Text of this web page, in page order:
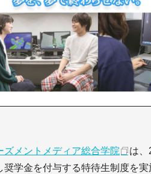
ズメントメディア総合学院
は
奨学金を付与する特待生制度を